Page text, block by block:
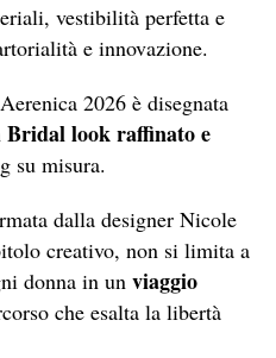
vestibilità perfetta e
e innovazione.
2026 è disegnata
Bridal look raffinato e
su misura.
dalla designer Nicole
creativo, non si limita a
donna in un viaggio
che esalta la libertà